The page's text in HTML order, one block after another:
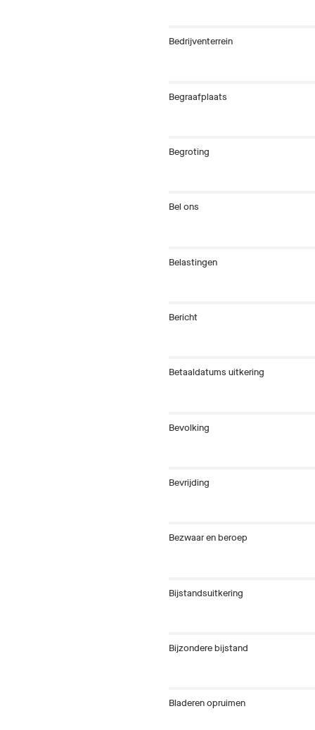
Bedrijventerrein
Begraafplaats
Begroting
Bel ons
Belastingen
Bericht
Betaaldatums uitkering
Bevolking
Bevrijding
Bezwaar en beroep
Bijstandsuitkering
Bijzondere bijstand
Bladeren opruimen